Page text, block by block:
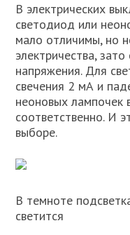
В электрических
светодиод или
мало отличимы, но
электричества,
напряжения. Для
свечения 2 мА и
неоновых
соответственно. И
выборе.
В темноте
светится